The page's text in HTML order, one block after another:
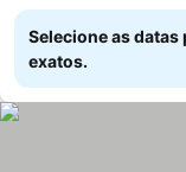
Selecione as
exatos.